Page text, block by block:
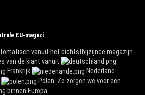
EU-magazi
vanuit het dichtstbijzijnde magazijn
van de klant vanuit
Frankrijk
Nederland
Polen. Zo zorgen we voor een
binnen Europa.